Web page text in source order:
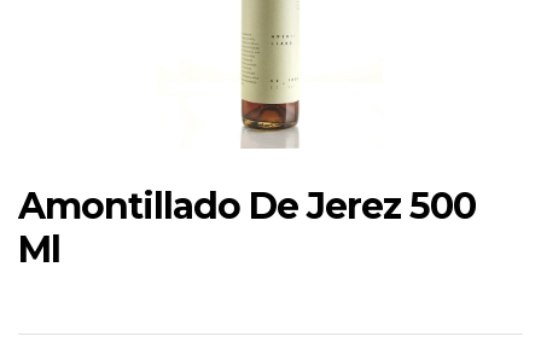
Amontillado De Jerez 500
Ml